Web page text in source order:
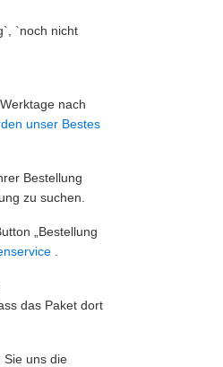
`noch nicht
nach
unser Bestes
Bestellung
zu suchen.
„Bestellung
das Paket dort
Sie uns die